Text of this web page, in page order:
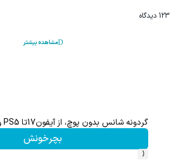
123 دیدگاه
مشاهده بیشتر
گردونه شانس بدون پوچ، از آیفون17تا PS5 و طلای دیجیتال و دلار🔥
بچرخونش
‹